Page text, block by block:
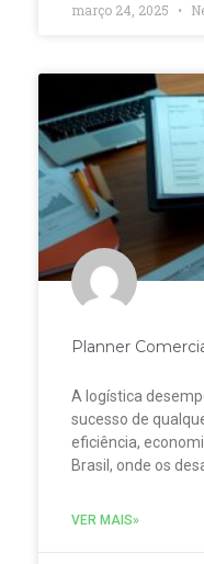
março 24, 2025
Planner
A logística
sucesso de
eficiência,
Brasil, onde os
VER MAIS»